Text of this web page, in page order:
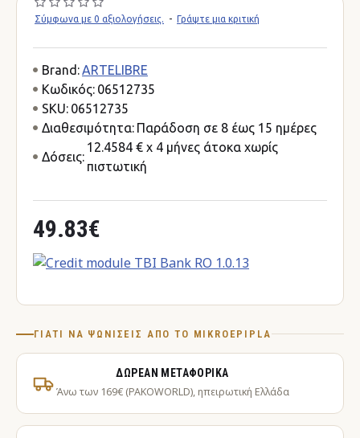
Σύμφωνα με 0 αξιολογήσεις. - Γράψτε μια κριτική
49.83€
Brand:ARTELIBRE
Κωδικός: 06512735
SKU: 06512735
Διαθεσιμότητα: Παράδοση σε 8 έως 15 ημέρες
Δόσεις:
12.4584 € x 4 μήνες άτοκα χωρίς
πιστωτική
ΓΙΑΤΊ ΝΑ ΨΩΝΊΣΕΙΣ ΑΠΌ ΤΟ MIKROEPIPLA
ΔΩΡΕΆΝ ΜΕΤΑΦΟΡΙΚΆ
Άνω των 169€ (PAKOWORLD), ηπειρωτική Ελλάδα